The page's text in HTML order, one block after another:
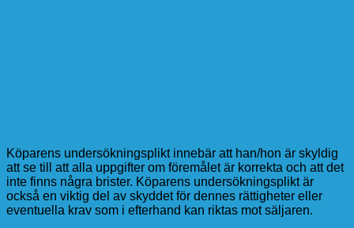
Köparens undersökningsplikt innebär att han/hon är skyldig
att se till att alla uppgifter om föremålet är korrekta och att det
inte finns några brister. Köparens undersökningsplikt är
också en viktig del av skyddet för dennes rättigheter eller
eventuella krav som i efterhand kan riktas mot säljaren.